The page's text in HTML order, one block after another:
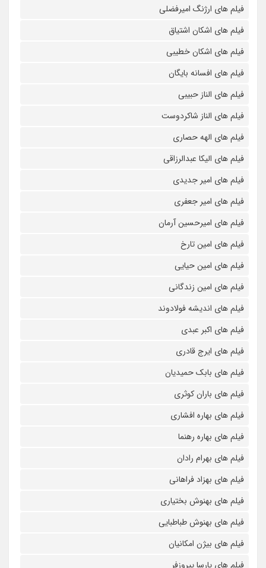
فیلم های ارژنگ امیرفضلی
فیلم های اشکان اشتیاق
فیلم های اشکان خطیبی
فیلم های افسانه بایگان
فیلم های الناز حبیبی
فیلم های الناز شاکردوست
فیلم های الهه حصاری
فیلم های الیکا عبدالرزاقی
فیلم های امیر جدیدی
فیلم های امیر جعفری
فیلم های امیرحسین آرمان
فیلم های امین تارخ
فیلم های امین حیایی
فیلم های امین زندگانی
فیلم های اندیشه فولادوند
فیلم های اکبر عبدی
فیلم های ایرج قادری
فیلم های بابک حمیدیان
فیلم های باران کوثری
فیلم های بهاره افشاری
فیلم های بهاره رهنما
فیلم های بهرام رادان
فیلم های بهزاد فراهانی
فیلم های بهنوش بختیاری
فیلم های بهنوش طباطبایی
فیلم های بیژن امکانیان
فیلم های پارسا پیروزفر